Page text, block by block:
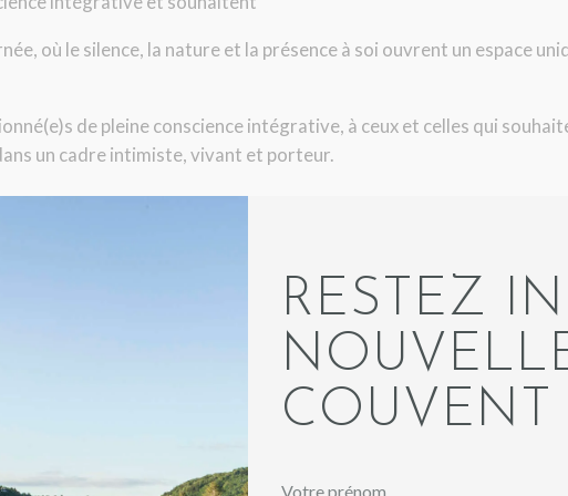
où le silence, la nature et la présence à soi ouvrent un espace
de pleine conscience intégrative, à ceux et celles qui
un cadre intimiste, vivant et porteur.
50 % du temps), méditation, marche consciente, yoga doux et
, dans l’énergie du collectif, tout en t’offrant un
référence, auteur, fondateur de l’Académie de Pleine Conscience
RESTEZ
COUVENT